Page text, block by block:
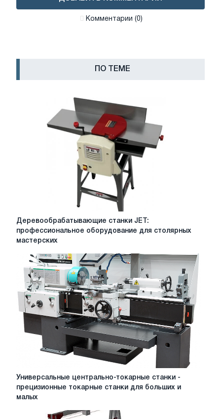
Комментарии (0)
ПО ТЕМЕ
Деревообрабатывающие
станки
JET:
оборудование
для
столярных
мастерских
Деревообрабатывающие станки JET:
профессиональное оборудование для столярных
мастерских
Универсальные
токарные
Универсальные центрально-токарные станки -
прецизионные токарные станки для больших и
малых